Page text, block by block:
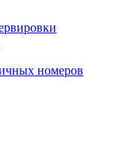
номеров